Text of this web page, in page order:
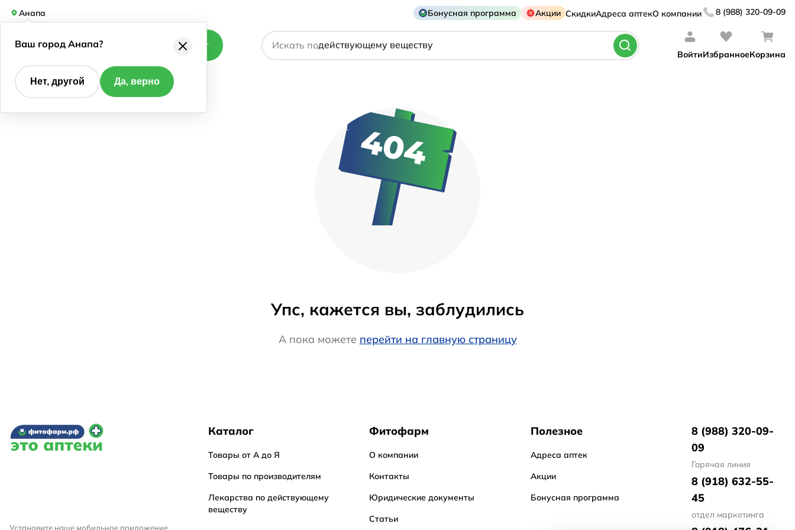
Анапа Бонусная программа Акции СкидкиАдреса аптекО компании 8 (988) 320-09-09
Каталог Искать по
названию препарата
действующему веществу
производителю
ВойтиИзбранноеКорзина
Упс, кажется вы, заблудились
А пока можете перейти на главную страницу
Установите наше мобильное приложение
Каталог
Товары от А до Я
Товары по производителям
Лекарства по действующему
веществу
Фитофарм
О компании
Контакты
Юридические документы
Статьи
Полезное
Адреса аптек
Акции
Бонусная программа
8 (988) 320-09-
09
Горячая линия
8 (918) 632-55-
45
отдел маркетинга
Ваш город Анапа?
Нет, другой Да, верно